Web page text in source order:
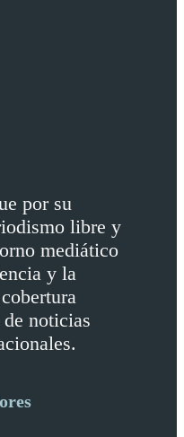
por su
libre y
mediático
y la
noticias